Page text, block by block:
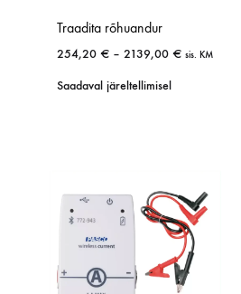
Traadita rõhuandur
254,20 € – 2139,00 € sis. KM
Saadaval järeltellimisel